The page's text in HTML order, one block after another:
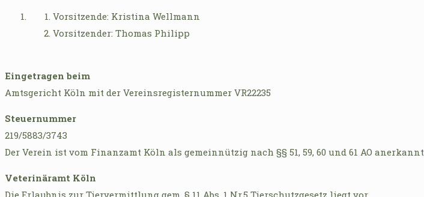
Vorsitzende: Kristina Wellmann
Vorsitzender: Thomas Philipp
Eingetragen beim
Amtsgericht Köln mit der Vereinsregisternummer VR22235
Steuernummer
219/5883/3743
Der Verein ist vom Finanzamt Köln als gemeinnützig nach §§ 51, 59, 60 und 61 AO anerkannt.
Veterinäramt Köln
Die Erlaubnis zur Tiervermittlung gem. § 11 Abs. 1 Nr.5 Tierschutzgesetz liegt vor.